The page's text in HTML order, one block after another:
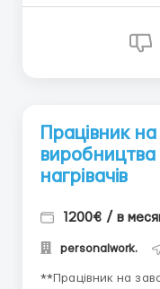
Працівник
нагрівачів
1200€ / в
personalwork.
**Працівник на